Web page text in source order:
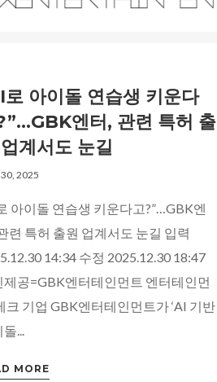
로 아이돌 연습생 키운다
엔터, 관련 특허 출
계서도 눈길
2025
아이돌 연습생 키운다고?”…GBK엔
련 특허 출원 업계서도 눈길 입력
14:34 수정 2025.12.30 18:47
제공=GBK엔터테인먼트 엔터테인먼
크 기업 GBK엔터테인먼트가 ‘AI 기반
...
MORE